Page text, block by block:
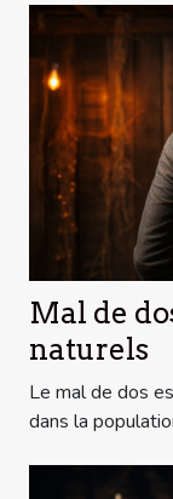
Mal de
naturels
Le mal de dos
dans la